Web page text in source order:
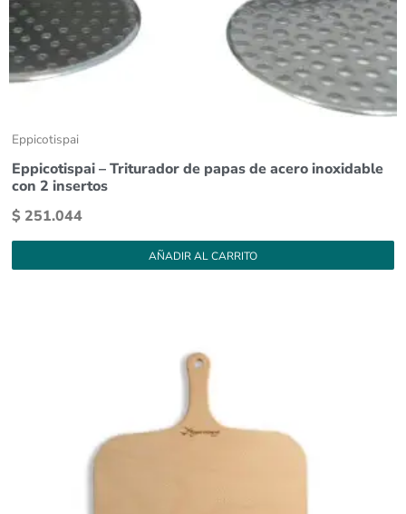
Eppicotispai
Eppicotispai – Triturador de papas de acero inoxidable
con 2 insertos
$ 251.044
AÑADIR AL CARRITO